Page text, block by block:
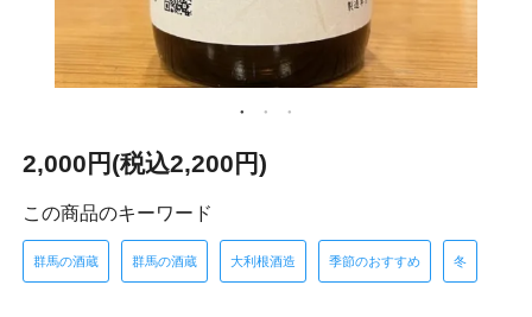
2,000円(税込2,200円)
この商品のキーワード
群馬の酒蔵 群馬の酒蔵 大利根酒造 季節のおすすめ 冬